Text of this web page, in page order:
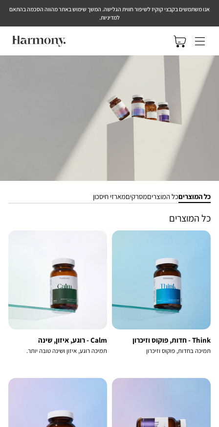
אנו משתמשים בקבצי קוקיז לשיפור חווית הגלישה. המשך שימוש באתר מהווה הסכמה בהתאם
למדיניות.
ניווט באתר
תוספים לאישה
כל המוצריםכל המוצריםמסרקיםמארזי חיסכון
כל המוצרים
Think - חדות, פוקוס וזיכרון
תמיכה בחדות, פוקוס וזיכרון
Calm - רוגע, איזון, שינה
תמיכה רוגע, איזון ושינה טובה יותר.